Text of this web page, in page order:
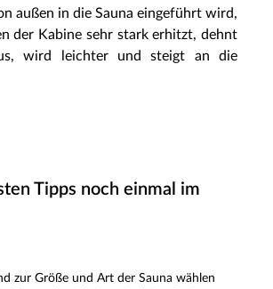
außen in die Sauna eingeführt wird,
der Kabine sehr stark erhitzt, dehnt
wird leichter und steigt an die
Tipps noch einmal im
zur Größe und Art der Sauna wählen